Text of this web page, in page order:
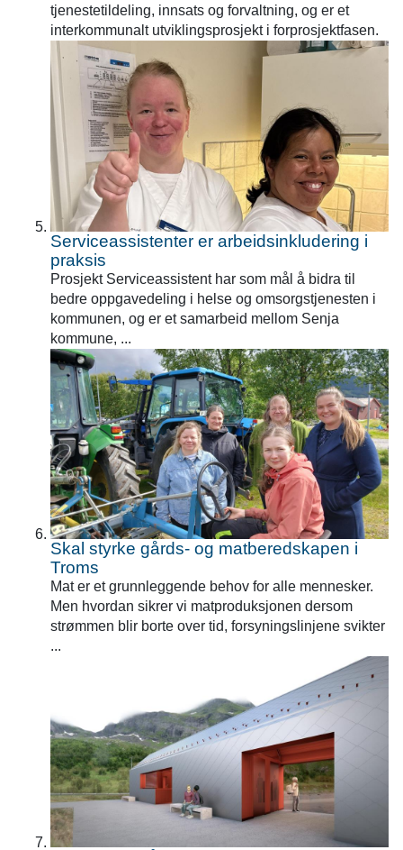
tjenestetildeling, innsats og forvaltning, og er et
interkommunalt utviklingsprosjekt i forprosjektfasen.
Serviceassistenter er arbeidsinkludering i
praksis
Prosjekt Serviceassistent har som mål å bidra til
bedre oppgavedeling i helse og omsorgstjenesten i
kommunen, og er et samarbeid mellom Senja
kommune, ...
Skal styrke gårds- og matberedskapen i
Troms
Mat er et grunnleggende behov for alle mennesker.
Men hvordan sikrer vi matproduksjonen dersom
strømmen blir borte over tid, forsyningslinjene svikter
...